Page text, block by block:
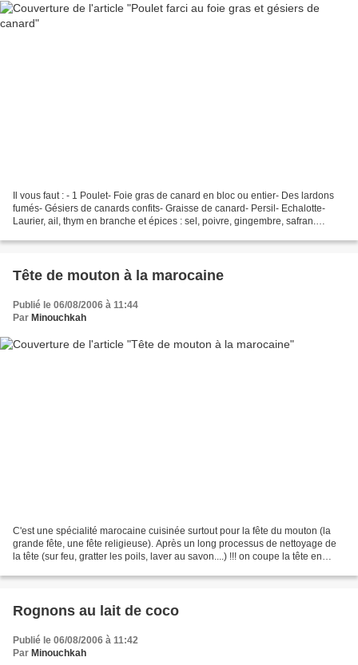
Il vous faut : - 1 Poulet- Foie gras de canard en bloc ou entier- Des lardons
fumés- Gésiers de canards confits- Graisse de canard- Persil- Echalotte-
Laurier, ail, thym en branche et épices : sel, poivre, gingembre, safran.
Tête de mouton à la marocaine
Publié le 06/08/2006 à 11:44
Par Minouchkah
C'est une spécialité marocaine cuisinée surtout pour la fête du mouton (la
grande fête, une fête religieuse). Après un long processus de nettoyage de
la tête (sur feu, gratter les poils, laver au savon....) !!! on coupe la tête en
Rognons au lait de coco
Publié le 06/08/2006 à 11:42
Par Minouchkah